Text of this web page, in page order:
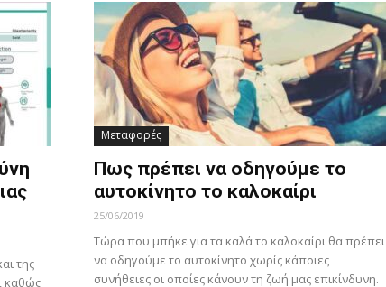
της
καθώς
Μεταφορές
Πως πρέπει να οδηγούμε το
αυτοκίνητο το καλοκαίρι
25/06/2019
Τώρα που μπήκε για τα καλά το καλοκαίρι θα πρέπει
να οδηγούμε το αυτοκίνητο χωρίς κάποιες
συνήθειες οι οποίες κάνουν τη ζωή μας επικίνδυνη.